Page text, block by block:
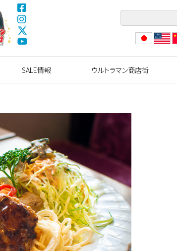
Fa
ce
bo
ok
Ins
tag
m
X(
itte
r)
ub
e
語
sh
SALE情報 ウルトラマン商店街